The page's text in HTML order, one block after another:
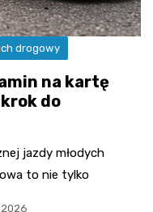
drogowy
na kartę
do
jazdy młodych
to nie tylko